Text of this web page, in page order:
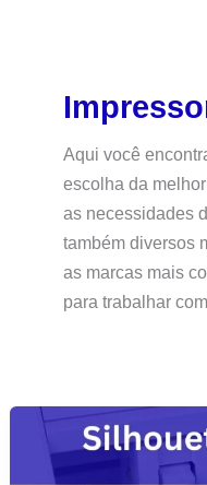
Aqui você
escolha da
as necessidades
também diversos
as marcas mais
para trabalhar